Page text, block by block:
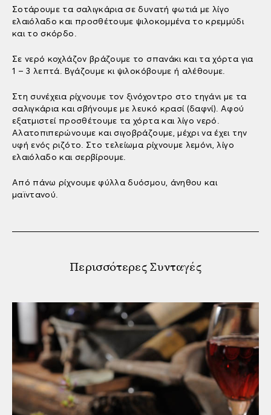
Σοτάρουμε τα σαλιγκάρια σε δυνατή φωτιά με λίγο
ελαιόλαδο και προσθέτουμε ψιλοκομμένα το κρεμμύδι
και το σκόρδο.
Σε νερό κοχλάζον βράζουμε το σπανάκι και τα χόρτα για
1 – 3 λεπτά. Βγάζουμε κι ψιλοκόβουμε ή αλέθουμε.
Στη συνέχεια ρίχνουμε τον ξινόχοντρο στο τηγάνι με τα
σαλιγκάρια και σβήνουμε με λευκό κρασί (δαφνί). Αφού
εξατμιστεί προσθέτουμε τα χόρτα και λίγο νερό.
Αλατοπιπερώνουμε και σιγοβράζουμε, μέχρι να έχει την
υφή ενός ριζότο. Στο τελείωμα ρίχνουμε λεμόνι, λίγο
ελαιόλαδο και σερβίρουμε.
Από πάνω ρίχνουμε φύλλα δυόσμου, άνηθου και
μαϊντανού.
Περισσότερες Συνταγές